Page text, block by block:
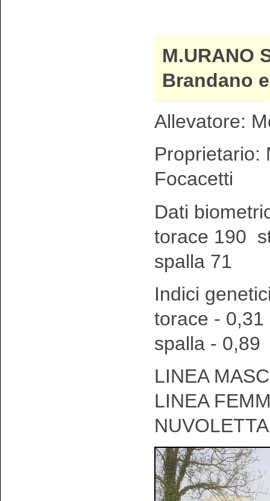
M.URANO
Brandano
Allevatore:
Proprietario:
Focacetti
Dati
torace 190
spalla 71
Indici
torace -
spalla - 0,89
LINEA
LINEA
NUVOLETTA